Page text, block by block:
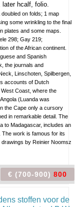
later hcalf, folio.
on folds; 1 map
some wrinkling to the final
plates and some maps.
298; Gay 219;
of the African continent.
and Spanish
the journals and
Linschoten, Spilbergen,
accounts of Dutch
Coast, where the
(Luanda was
the Cape only a cursory
in remarkable detail. The
to Madagascar, includes an
The work is famous for its
by Reinier Noomsz
€ (700-900) 800